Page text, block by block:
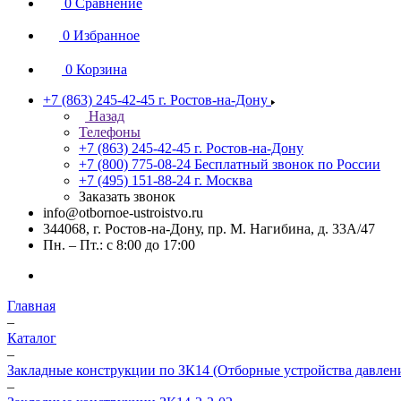
0 Сравнение
0 Избранное
0 Корзина
+7 (863) 245-42-45 г. Ростов-на-Дону
Назад
Телефоны
+7 (863) 245-42-45 г. Ростов-на-Дону
+7 (800) 775-08-24 Бесплатный звонок по России
+7 (495) 151-88-24 г. Москва
Заказать звонок
info@otbornoe-ustroistvo.ru
344068, г. Ростов-на-Дону, пр. М. Нагибина, д. 33А/47
Пн. – Пт.: с 8:00 до 17:00
Главная
–
Каталог
–
Закладные конструкции по ЗК14 (Отборные устройства
–